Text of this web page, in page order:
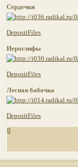
Сердечки
DepositFiles
Иероглифы
DepositFiles
Лесная бабочка
DepositFiles
0